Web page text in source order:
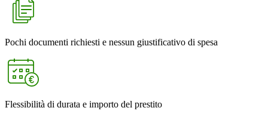
Pochi documenti richiesti e nessun giustificativo di spesa
Flessibilità di durata e importo del prestito